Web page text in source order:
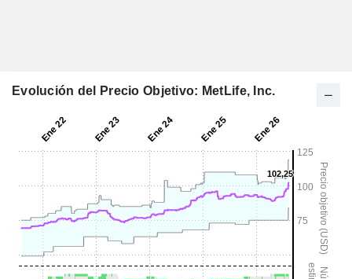
Evolución del Precio Objetivo: MetLife, Inc.